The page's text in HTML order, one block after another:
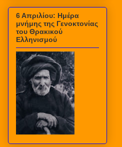
6 Απριλίου: Ημέρα
μνήμης της Γενοκτονίας
του Θρακικού
Ελληνισμού